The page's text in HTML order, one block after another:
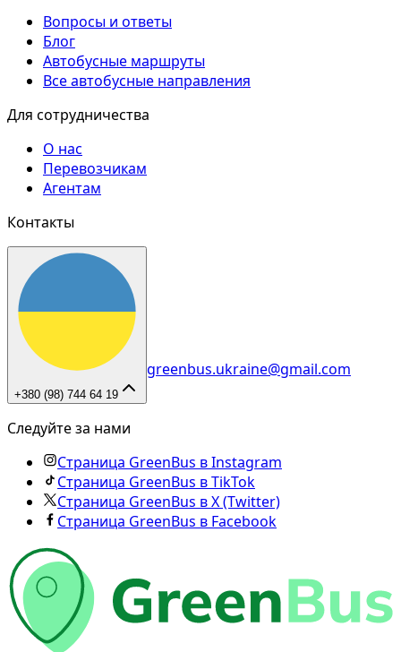
Вопросы и ответы
Блог
Автобусные маршруты
Все автобусные направления
Для сотрудничества
О нас
Перевозчикам
Агентам
Контакты
+380 (98) 744 64 19
greenbus.ukraine@gmail.com
Следуйте за нами
Страница GreenBus в Instagram
Страница GreenBus в TikTok
Страница GreenBus в X (Twitter)
Страница GreenBus в Facebook